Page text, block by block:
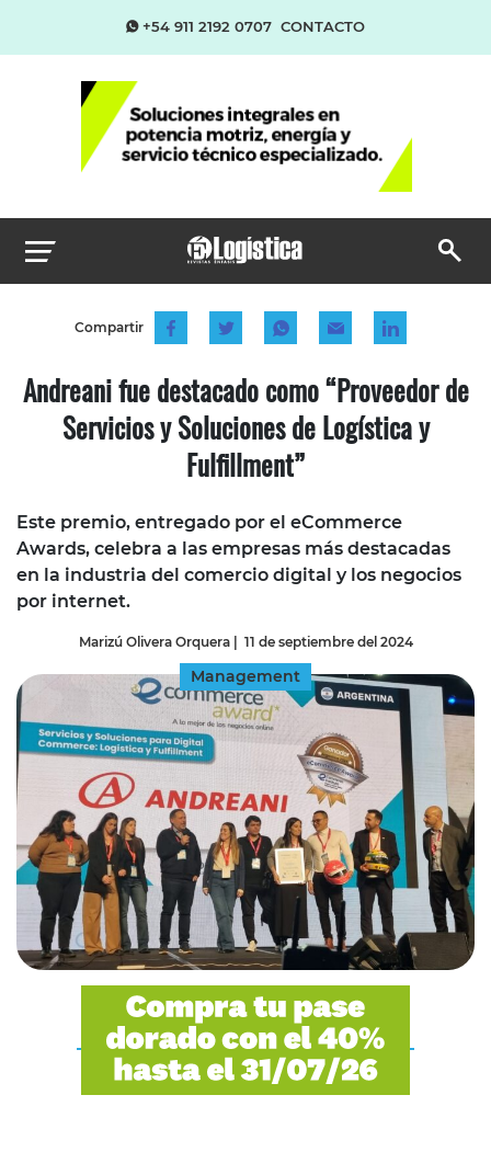
+54 911 2192 0707 CONTACTO
Compartir
Andreani fue destacado como “Proveedor de
Servicios y Soluciones de Logística y
Fulfillment”
Este premio, entregado por el eCommerce
Awards, celebra a las empresas más destacadas
en la industria del comercio digital y los negocios
por internet.
Marizú Olivera Orquera| 11 de septiembre del 2024
Management